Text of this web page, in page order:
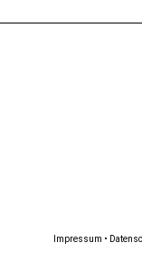
Impressum •